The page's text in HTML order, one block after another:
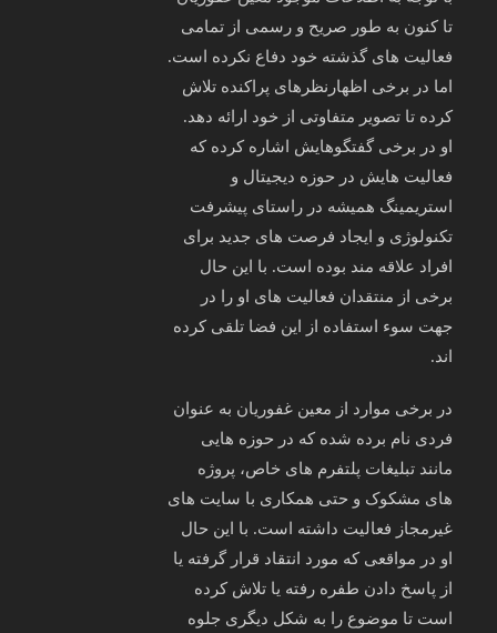
تا کنون به‌ طور صریح و رسمی از تمامی
فعالیت‌ های گذشته خود دفاع نکرده است.
اما در برخی اظهارنظرهای پراکنده تلاش
کرده تا تصویر متفاوتی از خود ارائه دهد.
او در برخی گفتگوهایش اشاره کرده که
فعالیت‌ هایش در حوزه دیجیتال و
استریمینگ همیشه در راستای پیشرفت
تکنولوژی و ایجاد فرصت‌ های جدید برای
افراد علاقه‌ مند بوده است. با این حال
برخی از منتقدان فعالیت‌ های او را در
جهت سوء استفاده از این فضا تلقی کرده‌
اند.
در برخی موارد از معین غفوریان به‌ عنوان
فردی نام برده شده که در حوزه‌ هایی
مانند تبلیغات پلتفرم‌ های خاص، پروژه‌
های مشکوک و حتی همکاری با سایت‌ های
غیرمجاز فعالیت داشته است. با این‌ حال
او در مواقعی که مورد انتقاد قرار گرفته یا
از پاسخ دادن طفره رفته یا تلاش کرده
است تا موضوع را به شکل دیگری جلوه